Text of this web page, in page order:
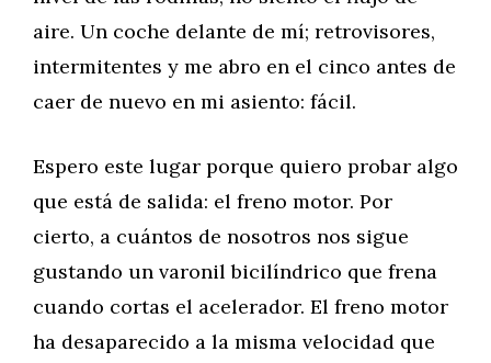
aire. Un coche delante de mí; retrovisores,
intermitentes y me abro en el cinco antes de
caer de nuevo en mi asiento: fácil.
Espero este lugar porque quiero probar algo
que está de salida: el freno motor. Por
cierto, a cuántos de nosotros nos sigue
gustando un varonil bicilíndrico que frena
cuando cortas el acelerador. El freno motor
ha desaparecido a la misma velocidad que